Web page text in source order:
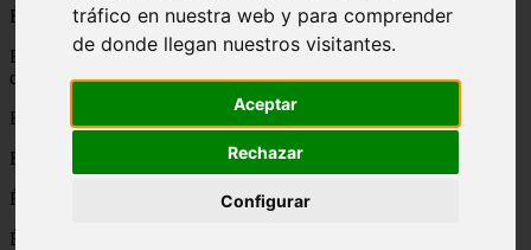
tráfico en nuestra web y para comprender
de donde llegan nuestros visitantes.
Aceptar
Rechazar
Configurar
Ella baila música clásica, a Él le gusta el rock
Ella no ha besado a nadie, lo quiere especial, mientras Él se gradúa
de un MBA en el tema.
Ella es conservadora, Él tradicionalista.
Ella quiere ser artista, Él odia lo muggle.
Él cree en la vida liberal y Ella en una vida de cuentos de hadas.
Él ha comido servido por Elfos, Ella comida de abuela.